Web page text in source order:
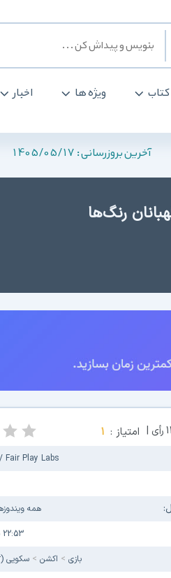
کتاب ویژه ها اخبار
آخرین بروزرسانی : 1405/05/17
رأی | امتیاز : 1
Fair Play Labs
همه
22:53
بازی اکشن سکویی (Platformer)